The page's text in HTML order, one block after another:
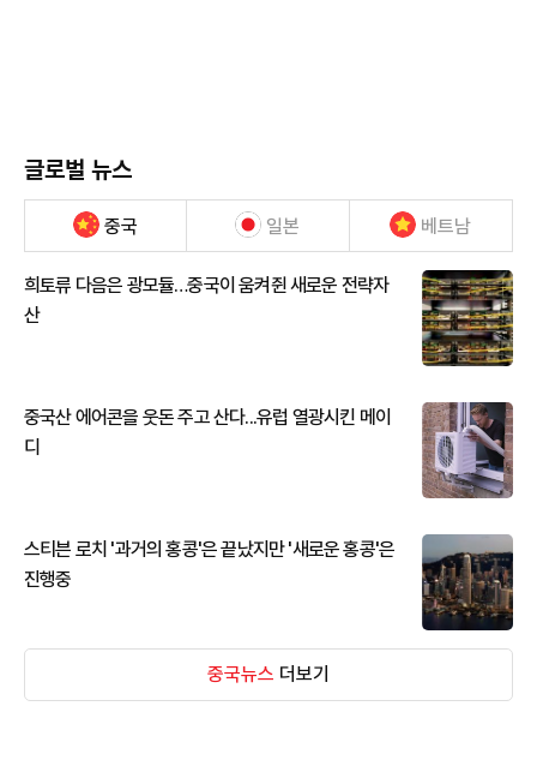
글로벌 뉴스
중국 일본 베트남
희토류 다음은 광모듈…중국이 움켜쥔 새로운 전략자
산
중국산 에어콘을 웃돈 주고 산다...유럽 열광시킨 메이
디
스티븐 로치 '과거의 홍콩'은 끝났지만 '새로운 홍콩'은
진행중
중국뉴스 더보기